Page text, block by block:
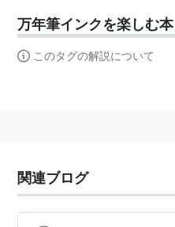
万年筆インクを楽しむ本
このタグの解説について
関連ブログ